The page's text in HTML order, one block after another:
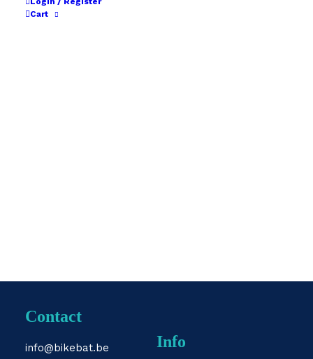
Cart
Contact
info@bikebat.be
Info